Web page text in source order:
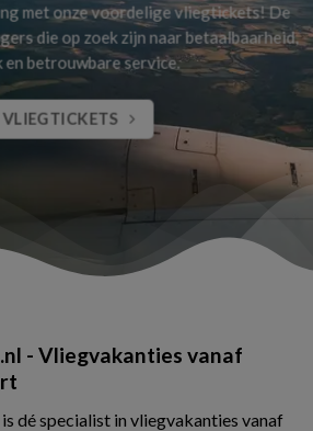
met onze voordelige vliegtickets! De
die op zoek zijn naar betaalbaarheid,
en betrouwbare service.
VLIEGTICKETS
- Vliegvakanties vanaf
dé specialist in vliegvakanties vanaf